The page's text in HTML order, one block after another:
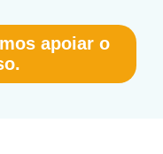
apoiar o